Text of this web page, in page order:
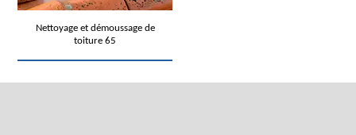
Nettoyage et démoussage de
toiture 65